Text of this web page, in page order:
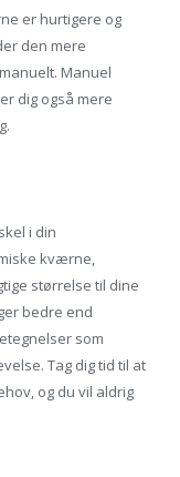
er hurtigere og
den mere
Manuel
dig også mere
i din
kværne,
størrelse til dine
bedre end
som
Tag dig tid til at
og du vil aldrig